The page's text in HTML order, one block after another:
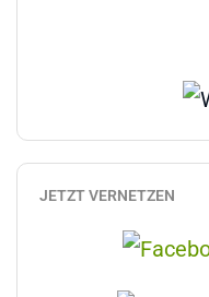
JETZT VERNETZEN